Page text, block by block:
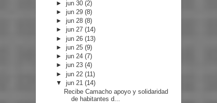
►jun 30(2)
►jun 29(8)
►jun 28(8)
►jun 27(14)
►jun 26(13)
►jun 25(9)
►jun 24(7)
►jun 23(4)
►jun 22(11)
▼jun 21(14)
Recibe Camacho apoyo y solidaridad
de habitantes d...